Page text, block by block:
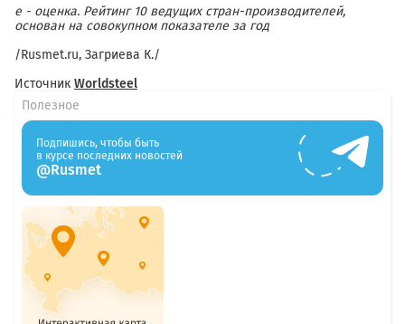
e - оценка. Рейтинг 10 ведущих стран-производителей,
основан на совокупном показателе за год
/Rusmet.ru, Загриева К./
Источник Worldsteel
Полезное
Подпишись, чтобы быть
в курсе последних новостей
@Rusmet